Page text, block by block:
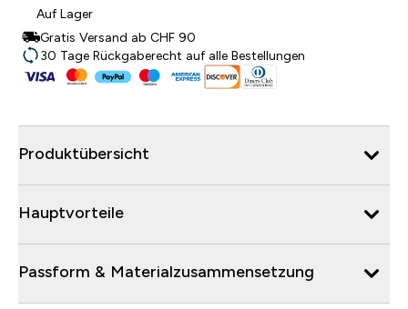
Auf Lager
Gratis Versand ab CHF 90
30 Tage Rückgaberecht auf alle Bestellungen
Produktübersicht
Hauptvorteile
Passform & Materialzusammensetzung